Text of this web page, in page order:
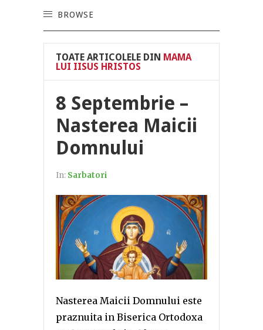
BROWSE
TOATE ARTICOLELE DIN MAMA
LUI IISUS HRISTOS
8 Septembrie –
Nasterea Maicii
Domnului
In: Sarbatori
Nasterea Maicii Domnului este
praznuita in Biserica Ortodoxa